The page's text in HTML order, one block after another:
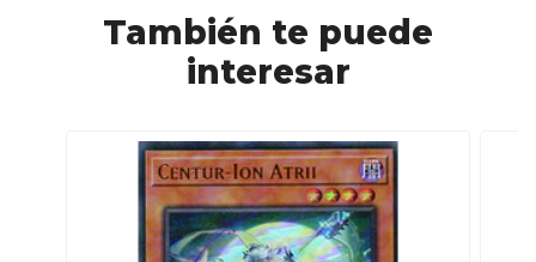
También te puede
interesar